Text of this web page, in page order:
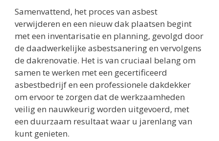
Samenvattend, het proces van asbest
verwijderen en een nieuw dak plaatsen begint
met een inventarisatie en planning, gevolgd door
de daadwerkelijke asbestsanering en vervolgens
de dakrenovatie. Het is van cruciaal belang om
samen te werken met een gecertificeerd
asbestbedrijf en een professionele dakdekker
om ervoor te zorgen dat de werkzaamheden
veilig en nauwkeurig worden uitgevoerd, met
een duurzaam resultaat waar u jarenlang van
kunt genieten.